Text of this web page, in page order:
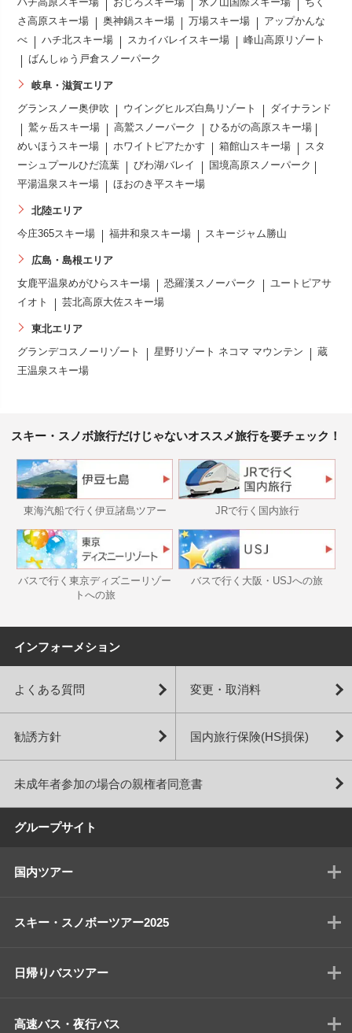
ハチ高原スキー場 おじろスキー場 氷ノ山国際スキー場
ちく
さ高原スキー場
奥神鍋スキー場 万場スキー場
アップかんな
べ
ハチ北スキー場 スカイバレイスキー場
峰山高原リゾート
ばんしゅう戸倉スノーパーク
岐阜・滋賀エリア
グランスノー奥伊吹 ウイングヒルズ白鳥リゾート
ダイナランド
鷲ヶ岳スキー場
高鷲スノーパーク
ひるがの高原スキー場
めいほうスキー場
ホワイトピアたかす 箱館山スキー場
スタ
ーシュプールひだ流葉
びわ湖バレイ
国境高原スノーパーク
平湯温泉スキー場
ほおのき平スキー場
北陸エリア
今庄365スキー場 福井和泉スキー場 スキージャム勝山
広島・島根エリア
女鹿平温泉めがひらスキー場 恐羅漢スノーパーク
ユートピアサ
イオト
芸北高原大佐スキー場
東北エリア
グランデコスノーリゾート 星野リゾート ネコマ マウンテン
蔵
王温泉スキー場
スキー・スノボ旅行だけじゃないオススメ旅行を要チェック！
東海汽船で行く伊豆諸島ツアー JRで行く国内旅行
バスで行く東京ディズニーリゾー
トへの旅
バスで行く大阪・USJへの旅
インフォーメション
よくある質問 変更・取消料
勧誘方針 国内旅行保険(HS損保)
未成年者参加の場合の親権者同意書
グループサイト
国内ツアー
スキー・スノボーツアー2025
日帰りバスツアー
高速バス・夜行バス